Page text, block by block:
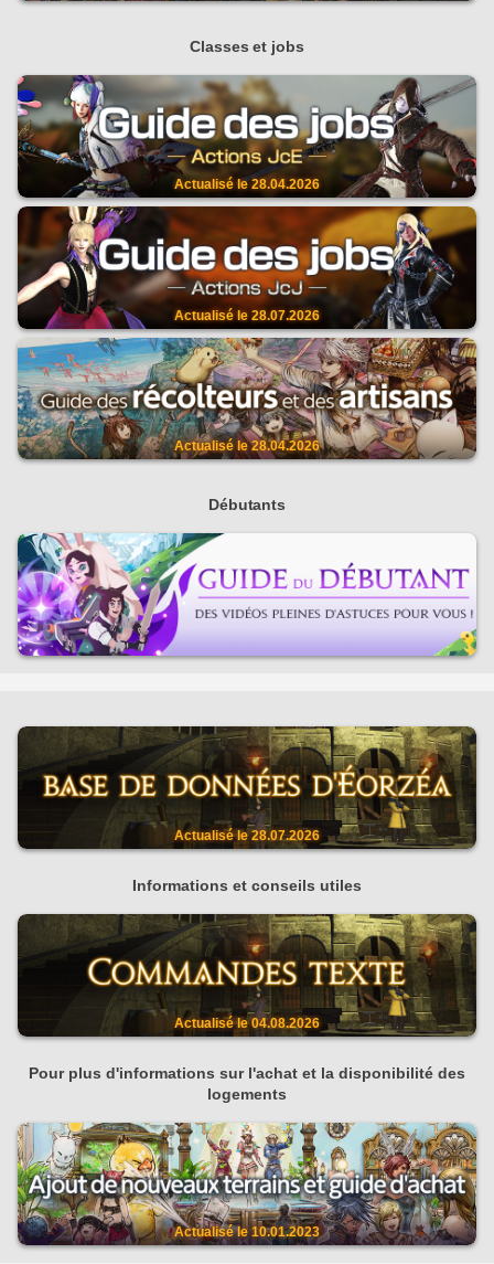
Classes et jobs
Actualisé le28.04.2026
Actualisé le 28.07.2026
Actualisé le28.04.2026
Débutants
Actualisé le28.07.2026
Informations et conseils utiles
Actualisé le04.08.2026
Pour plus d'informations sur l'achat et la disponibilité des
logements
Actualisé le 10.01.2023